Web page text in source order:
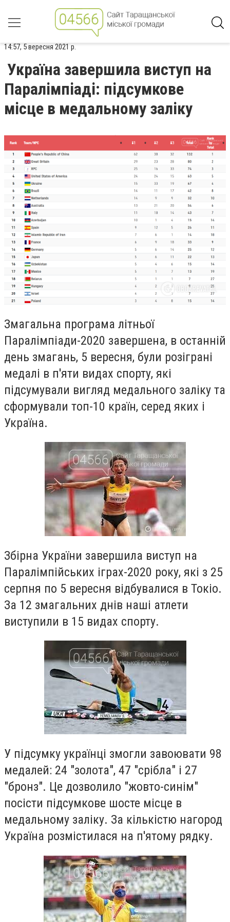
14:57, 5 вересня 2021 р.
Україна завершила виступ на
Паралімпіаді: підсумкове
місце в медальному заліку
Змагальна програма літньої
Паралімпіади-2020 завершена, в останній
день змагань, 5 вересня, були розіграні
медалі в п'яти видах спорту, які
підсумували вигляд медального заліку та
сформували топ-10 країн, серед яких і
Україна.
Збірна України завершила виступ на
Паралімпійських іграх-2020 року, які з 25
серпня по 5 вересня вiдбувалися в Токіо.
За 12 змагальних днів наші атлети
виступили в 15 видах спорту.
У підсумку українці змогли завоювати 98
медалей: 24 "золота", 47 "срібла" і 27
"бронз". Це дозволило "жовто-синім"
посісти підсумкове шосте місце в
медальному заліку. За кількістю нагород
Україна розмістилася на п'ятому рядку.